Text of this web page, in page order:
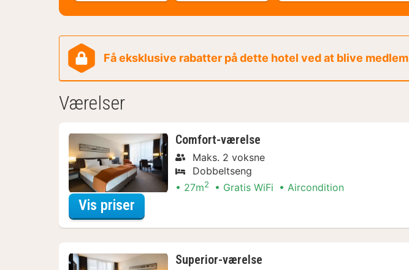
Få eksklusive rabatter på dette hotel ved at blive medlem
Værelser
Comfort-værelse
Maks. 2 voksne
Dobbeltseng
27m2 Gratis WiFi Aircondition
Vis priser
Superior-værelse